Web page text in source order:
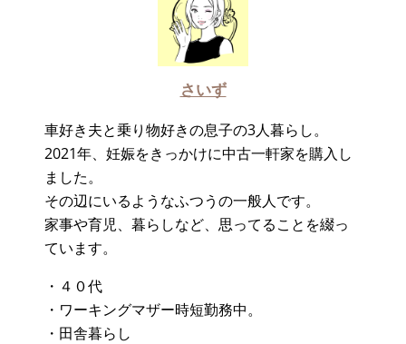
さいず
車好き夫と乗り物好きの息子の3人暮らし。
2021年、妊娠をきっかけに中古一軒家を購入し
ました。
その辺にいるようなふつうの一般人です。
家事や育児、暮らしなど、思ってることを綴っ
ています。
・４０代
・ワーキングマザー時短勤務中。
・田舎暮らし